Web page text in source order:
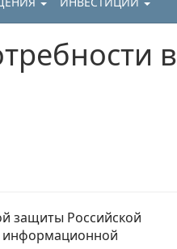
в
защиты Российской
информационной